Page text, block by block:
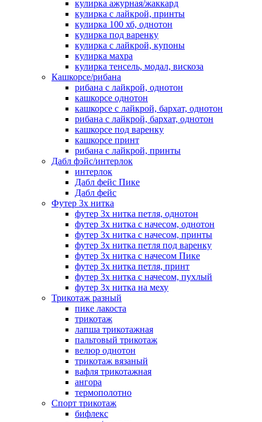
кулирка ажурная/жаккард
кулирка с лайкрой, принты
кулирка 100 хб, однотон
кулирка под варенку
кулирка с лайкрой, купоны
кулирка махра
кулирка тенсель, модал, вискоза
Кашкорсе/рибана
рибана с лайкрой, однотон
кашкорсе однотон
кашкорсе с лайкрой, бархат, однотон
рибана с лайкрой, бархат, однотон
кашкорсе под варенку
кашкорсе принт
рибана с лайкрой, принты
Дабл фэйс/интерлок
интерлок
Дабл фейс Пике
Дабл фейс
Футер 3х нитка
футер 3х нитка петля, однотон
футер 3х нитка с начесом, однотон
футер 3х нитка с начесом, принты
футер 3х нитка петля под варенку
футер 3х нитка с начесом Пике
футер 3х нитка петля, принт
футер 3х нитка с начесом, пухлый
футер 3х нитка на меху
Трикотаж разный
пике лакоста
трикотаж
лапша трикотажная
пальтовый трикотаж
велюр однотон
трикотаж вязаный
вафля трикотажная
ангора
термополотно
Спорт трикотаж
бифлекс